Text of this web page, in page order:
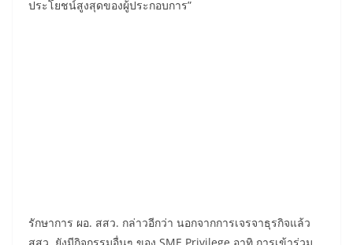
ประโยชน์สูงสุดของผู้ประกอบการ”
รักษาการ ผอ. สสว. กล่าวอีกว่า นอกจากการเจรจาธุรกิจแล้ว